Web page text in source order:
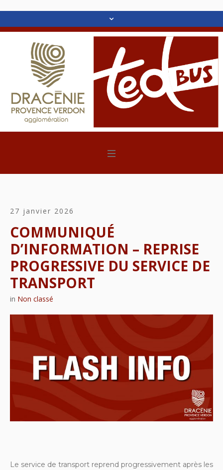
27 janvier 2026
COMMUNIQUÉ
D’INFORMATION – REPRISE
PROGRESSIVE DU SERVICE DE
TRANSPORT
in Non classé
Le service de transport reprend progressivement après les